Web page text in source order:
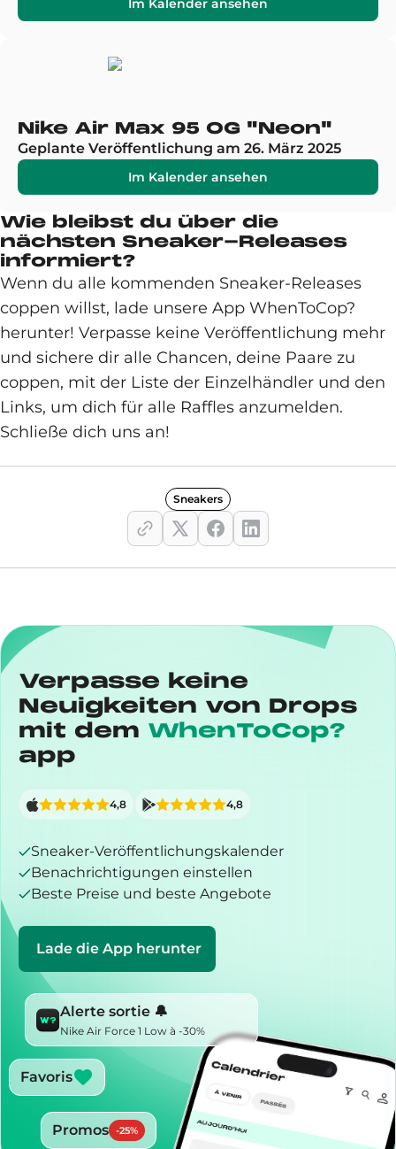
Im Kalender ansehen
Nike Air Max 95 OG "Neon"
Geplante Veröffentlichung am 26. März 2025
Im Kalender ansehen
Wie bleibst du über die
nächsten Sneaker-Releases
informiert?
Wenn du alle kommenden Sneaker-Releases
coppen willst, lade unsere App WhenToCop?
herunter! Verpasse keine Veröffentlichung mehr
und sichere dir alle Chancen, deine Paare zu
coppen, mit der Liste der Einzelhändler und den
Links, um dich für alle Raffles anzumelden.
Schließe dich uns an!
Sneakers
Verpasse keine
Neuigkeiten von Drops
mit dem WhenToCop?
app
Sneaker-Veröffentlichungskalender
Benachrichtigungen einstellen
Beste Preise und beste Angebote
Lade die App herunter
4,8 4,8
Alerte sortie 🔔
Nike Air Force 1 Low à -30%
Favoris
Promos -25%